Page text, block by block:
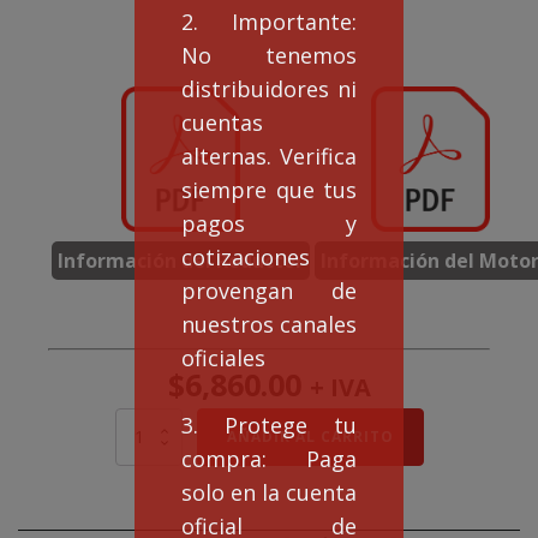
2. Importante:
No tenemos
distribuidores ni
cuentas
alternas. Verifica
siempre que tus
pagos y
cotizaciones
provengan de
nuestros canales
oficiales
3. Protege tu
compra: Paga
solo en la cuenta
oficial de
Información del Reductor Información del Motor
Motorreductor
AÑADIR AL CARRITO